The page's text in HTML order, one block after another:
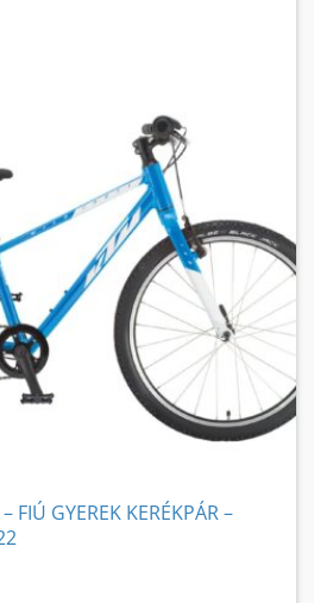
FIÚ GYEREK KERÉKPÁR –